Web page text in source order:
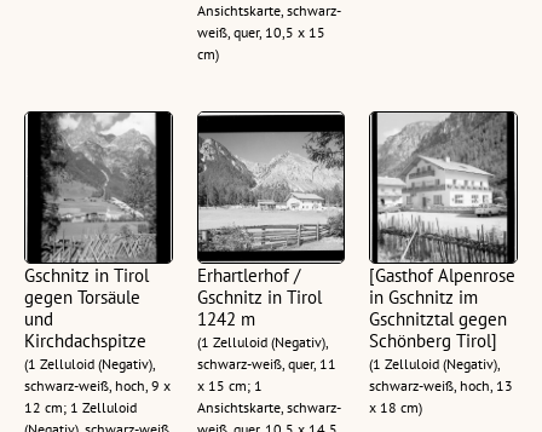
Ansichtskarte, schwarz-
weiß, quer, 10,5 x 15
cm)
Gschnitz in Tirol
gegen Torsäule
und
Kirchdachspitze
(1 Zelluloid (Negativ),
schwarz-weiß, hoch, 9 x
12 cm; 1 Zelluloid
Erhartlerhof /
Gschnitz in Tirol
1242 m
(1 Zelluloid (Negativ),
schwarz-weiß, quer, 11
x 15 cm; 1
Ansichtskarte, schwarz-
[Gasthof Alpenrose
in Gschnitz im
Gschnitztal gegen
Schönberg Tirol]
(1 Zelluloid (Negativ),
schwarz-weiß, hoch, 13
x 18 cm)